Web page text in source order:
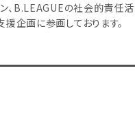
B.LEAGUEの社会的責任活
企画に参画しております。